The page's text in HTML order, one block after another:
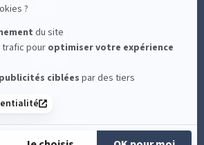
?
du site
trafic pouroptimiservotre expérience
publicités ciblées par des tiers